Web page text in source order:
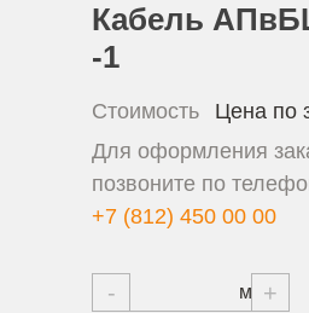
Кабель
-1
Стоимость
Цена по
Для оформления
позвоните по
+7 (812) 450 00 00
- +